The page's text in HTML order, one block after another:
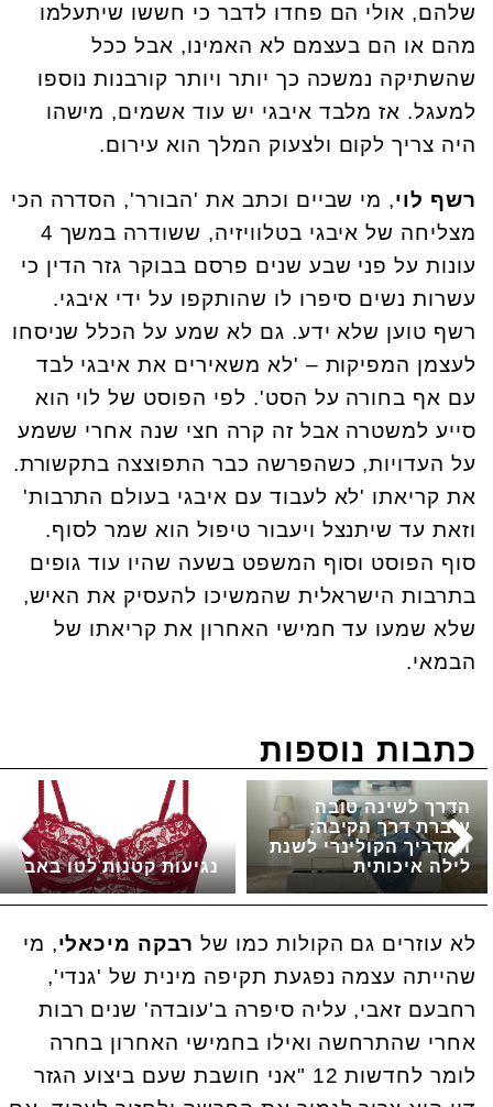
שלהם, אולי הם פחדו לדבר כי חששו שיתעלמו
מהם או הם בעצמם לא האמינו, אבל ככל
שהשתיקה נמשכה כך יותר ויותר קורבנות נוספו
למעגל. אז מלבד איבגי יש עוד אשמים, מישהו
היה צריך לקום ולצעוק המלך הוא עירום.
רשף לוי, מי שביים וכתב את 'הבורר', הסדרה הכי
מצליחה של איבגי בטלוויזיה, ששודרה במשך 4
עונות על פני שבע שנים פרסם בבוקר גזר הדין כי
עשרות נשים סיפרו לו שהותקפו על ידי איבגי.
רשף טוען שלא ידע. גם לא שמע על הכלל שניסחו
לעצמן המפיקות – 'לא משאירים את איבגי לבד
עם אף בחורה על הסט'. לפי הפוסט של לוי הוא
סייע למשטרה אבל זה קרה חצי שנה אחרי ששמע
על העדויות, כשהפרשה כבר התפוצצה בתקשורת.
את קריאתו 'לא לעבוד עם איבגי בעולם התרבות'
וזאת עד שיתנצל ויעבור טיפול הוא שמר לסוף.
סוף הפוסט וסוף המשפט בשעה שהיו עוד גופים
בתרבות הישראלית שהמשיכו להעסיק את האיש,
שלא שמעו עד חמישי האחרון את קריאתו של
הבמאי.
כתבות נוספות
נגיעות קטנות לטו באב
הדרך לשינה טובה
עוברת דרך הקיבה:
המדריך הקולינרי לשנת
לילה איכותית
לא עוזרים גם הקולות כמו של רבקה מיכאלי, מי
שהייתה עצמה נפגעת תקיפה מינית של 'גנדי',
רחבעם זאבי, עליה סיפרה ב'עובדה' שנים רבות
אחרי שהתרחשה ואילו בחמישי האחרון בחרה
לומר לחדשות 12 "אני חושבת שעם ביצוע הגזר